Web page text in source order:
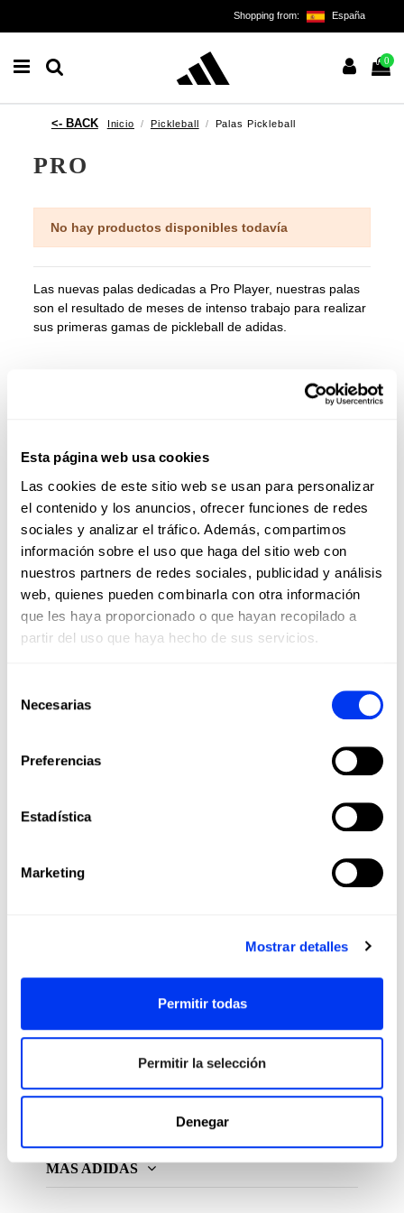
Esta página web usa cookies
Las cookies de este sitio web se usan para personalizar
el contenido y los anuncios, ofrecer funciones de redes
sociales y analizar el tráfico. Además, compartimos
información sobre el uso que haga del sitio web con
nuestros partners de redes sociales, publicidad y análisis
web, quienes pueden combinarla con otra información
que les haya proporcionado o que hayan recopilado a
partir del uso que haya hecho de sus servicios.
Necesarias
Preferencias
Estadística
Marketing
Mostrar detalles
Permitir todas
Permitir la selección
Denegar
Shopping from: España
0
Inicio Pickleball Palas Pickleball
PRO
No hay productos disponibles todavía
Las nuevas palas dedicadas a Pro Player, nuestras palas
son el resultado de meses de intenso trabajo para realizar
sus primeras gamas de pickleball de adidas.
LICENCITARIO OFICIAL DE
ADIDAS PARA EL PÁDEL,
PICKLEBALL Y BEACH
TENNIS
El pádel y el pickleball no son solo deportes:
son un estilo de vida. En All For Padel llevamos
estos deportes a todos los rincones del mundo,
Palas, raquetas, calzado, ropa y accesorios
deportivo, desde aficionados hasta jugadores
pickleball con la pasión, tecnología y calidad
All For Padel S.L., licenciatario y distribuidor exclusivo de
MÁS ADIDAS